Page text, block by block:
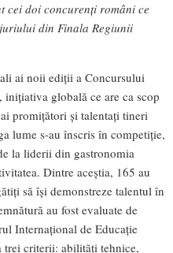
cei doi concurenți români ce
din Finala Regiunii
ai noii ediții a Concursului
, inițiativa globală ce are ca scop
promițători și talentați tineri
lume s-au înscris în competiție,
la liderii din gastronomia
Dintre aceștia, 165 au
să își demonstreze talentul în
au fost evaluate de
Internațional de Educație
trei criterii: abilități tehnice,